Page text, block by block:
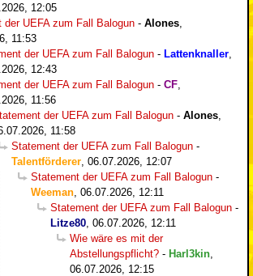
12:05
der UEFA zum Fall Balogun - Alones
11:53
der UEFA zum Fall Balogun - Lattenknaller
12:43
der UEFA zum Fall Balogun - CF
11:56
der UEFA zum Fall Balogun - Alones
11:58
Statement der UEFA zum Fall Balogun -
Talentförderer 06.07.2026, 12:07
Statement der UEFA zum Fall Balogun -
Weeman 06.07.2026, 12:11
Statement der UEFA zum Fall Balogun -
Litze80 06.07.2026, 12:11
Wie wäre es mit der
Abstellungspflicht? - Harl3kin
06.07.2026, 12:15